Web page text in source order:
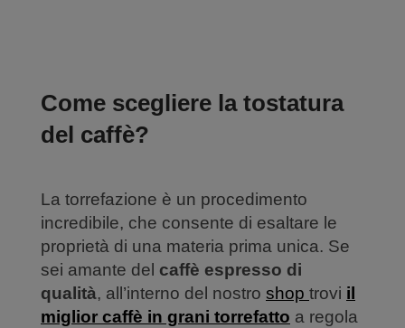
Come scegliere la tostatura
del caffè?
La torrefazione è un procedimento
incredibile, che consente di esaltare le
proprietà di una materia prima unica. Se
sei amante del caffè espresso di
qualità, all’interno del nostro shop trovi il
miglior caffè in grani torrefatto a regola